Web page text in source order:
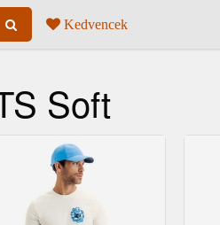
Kedvencek
Soft